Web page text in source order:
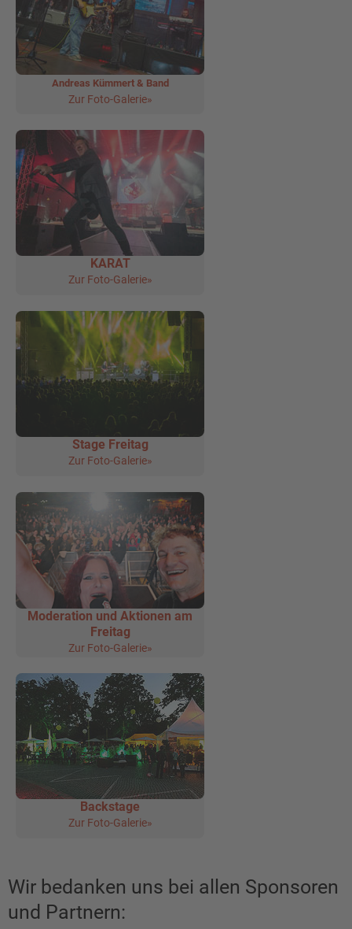
Andreas Kümmert & Band
Zur Foto-Galerie»
KARAT
Zur Foto-Galerie»
Stage Freitag
Zur Foto-Galerie»
Moderation und Aktionen am
Freitag
Zur Foto-Galerie»
Backstage
Zur Foto-Galerie»
Wir bedanken uns bei allen Sponsoren
und Partnern: